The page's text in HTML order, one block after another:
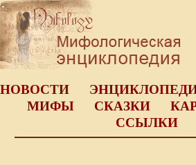
НОВОСТИ
МИФЫ
СКАЗКИ
ССЫЛКИ